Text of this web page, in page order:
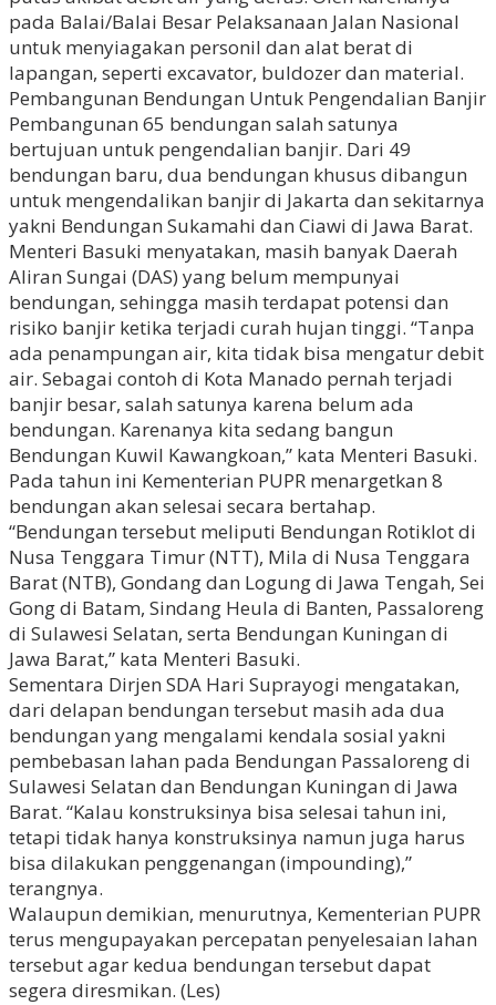
pada Balai/Balai Besar Pelaksanaan Jalan Nasional
untuk menyiagakan personil dan alat berat di
lapangan, seperti excavator, buldozer dan material.
Pembangunan Bendungan Untuk Pengendalian Banjir
Pembangunan 65 bendungan salah satunya
bertujuan untuk pengendalian banjir. Dari 49
bendungan baru, dua bendungan khusus dibangun
untuk mengendalikan banjir di Jakarta dan sekitarnya
yakni Bendungan Sukamahi dan Ciawi di Jawa Barat.
Menteri Basuki menyatakan, masih banyak Daerah
Aliran Sungai (DAS) yang belum mempunyai
bendungan, sehingga masih terdapat potensi dan
risiko banjir ketika terjadi curah hujan tinggi. “Tanpa
ada penampungan air, kita tidak bisa mengatur debit
air. Sebagai contoh di Kota Manado pernah terjadi
banjir besar, salah satunya karena belum ada
bendungan. Karenanya kita sedang bangun
Bendungan Kuwil Kawangkoan,” kata Menteri Basuki.
Pada tahun ini Kementerian PUPR menargetkan 8
bendungan akan selesai secara bertahap.
“Bendungan tersebut meliputi Bendungan Rotiklot di
Nusa Tenggara Timur (NTT), Mila di Nusa Tenggara
Barat (NTB), Gondang dan Logung di Jawa Tengah, Sei
Gong di Batam, Sindang Heula di Banten, Passaloreng
di Sulawesi Selatan, serta Bendungan Kuningan di
Jawa Barat,” kata Menteri Basuki.
Sementara Dirjen SDA Hari Suprayogi mengatakan,
dari delapan bendungan tersebut masih ada dua
bendungan yang mengalami kendala sosial yakni
pembebasan lahan pada Bendungan Passaloreng di
Sulawesi Selatan dan Bendungan Kuningan di Jawa
Barat. “Kalau konstruksinya bisa selesai tahun ini,
tetapi tidak hanya konstruksinya namun juga harus
bisa dilakukan penggenangan (impounding),”
terangnya.
Walaupun demikian, menurutnya, Kementerian PUPR
terus mengupayakan percepatan penyelesaian lahan
tersebut agar kedua bendungan tersebut dapat
segera diresmikan. (Les)